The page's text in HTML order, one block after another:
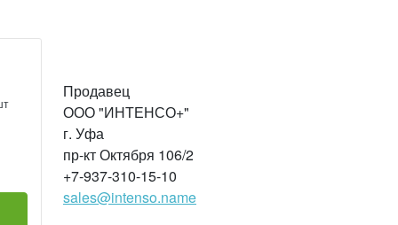
Продавец
ООО "ИНТЕНСО+"
г. Уфа
пр-кт Октября 106/2
+7-937-310-15-10
sales@intenso.name